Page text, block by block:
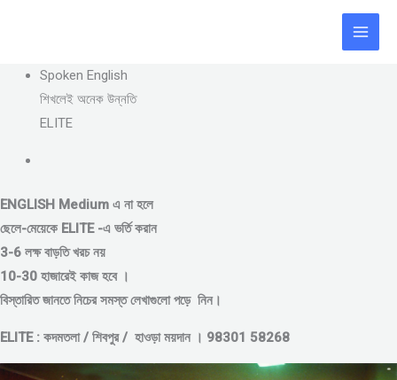
Spoken English
শিখলেই অনেক উন্নতি
ELITE
ENGLISH Medium এ না হলে
ছেলে-মেয়েকে ELITE -এ ভর্তি করান
3-6 লক্ষ বাড়তি খরচ নয়
10-30 হাজারেই কাজ হবে ।
বিস্তারিত জানতে নিচের সমস্ত লেখাগুলো পড়ে নিন।
ELITE : কদমতলা / শিবপুর / হাওড়া ময়দান । 98301 58268